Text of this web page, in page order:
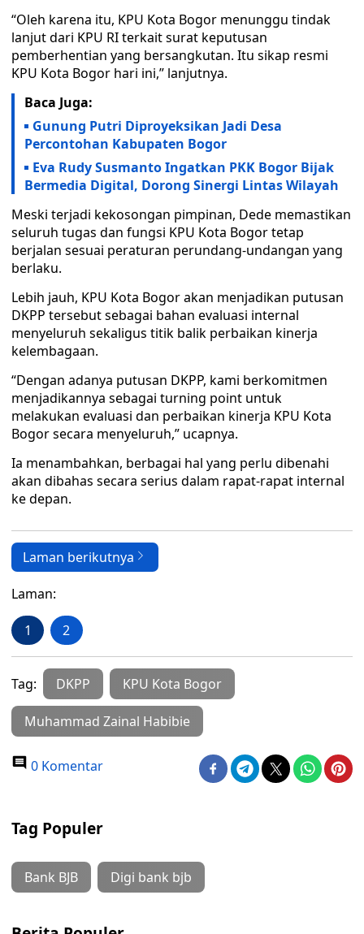
“Oleh karena itu, KPU Kota Bogor menunggu tindak
lanjut dari KPU RI terkait surat keputusan
pemberhentian yang bersangkutan. Itu sikap resmi
KPU Kota Bogor hari ini,” lanjutnya.
Baca Juga:
Gunung Putri Diproyeksikan Jadi Desa
Percontohan Kabupaten Bogor
Eva Rudy Susmanto Ingatkan PKK Bogor Bijak
Bermedia Digital, Dorong Sinergi Lintas Wilayah
Meski terjadi kekosongan pimpinan, Dede memastikan
seluruh tugas dan fungsi KPU Kota Bogor tetap
berjalan sesuai peraturan perundang-undangan yang
berlaku.
Lebih jauh, KPU Kota Bogor akan menjadikan putusan
DKPP tersebut sebagai bahan evaluasi internal
menyeluruh sekaligus titik balik perbaikan kinerja
kelembagaan.
“Dengan adanya putusan DKPP, kami berkomitmen
menjadikannya sebagai turning point untuk
melakukan evaluasi dan perbaikan kinerja KPU Kota
Bogor secara menyeluruh,” ucapnya.
Ia menambahkan, berbagai hal yang perlu dibenahi
akan dibahas secara serius dalam rapat-rapat internal
ke depan.
Laman berikutnya
Laman:
1 2
Tag: DKPP KPU Kota Bogor
Muhammad Zainal Habibie
0 Komentar
Tag Populer
Bank BJB Digi bank bjb